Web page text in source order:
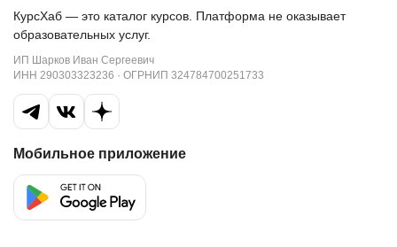
КурсХаб — это каталог курсов. Платформа не оказывает
образовательных услуг.
ИП Шарков Иван Сергеевич
ИНН 290303323236 · ОГРНИП 324784700251733
Мобильное приложение